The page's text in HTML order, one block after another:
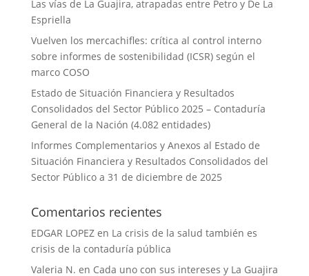
Las vías de La Guajira, atrapadas entre Petro y De La
Espriella
Vuelven los mercachifles: crítica al control interno
sobre informes de sostenibilidad (ICSR) según el
marco COSO
Estado de Situación Financiera y Resultados
Consolidados del Sector Público 2025 – Contaduría
General de la Nación (4.082 entidades)
Informes Complementarios y Anexos al Estado de
Situación Financiera y Resultados Consolidados del
Sector Público a 31 de diciembre de 2025
Comentarios recientes
EDGAR LOPEZen La crisis de la salud también es
crisis de la contaduría pública
Valeria N. en Cada uno con sus intereses y La Guajira